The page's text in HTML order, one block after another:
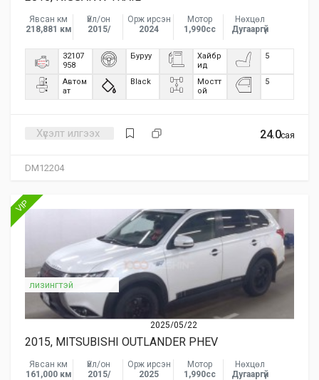
DM12204
Явсан км
218,881 км
Үйл/он
2015/
Орж ирсэн
2024
Мотор
1,990сс
Нөхцөл
Дугааргүй
32107
958
Буруу
Хайбр
ид
5
Автом
ат
Black
Мостт
ой
5
24.0сая
Хүсэлт илгээх
VIP
2025/05/22
лизингтэй
2015, MITSUBISHI OUTLANDER PHEV
Явсан км
161,000 км
Үйл/он
2015/
Орж ирсэн
2025
Мотор
1,990сс
Нөхцөл
Дугааргүй